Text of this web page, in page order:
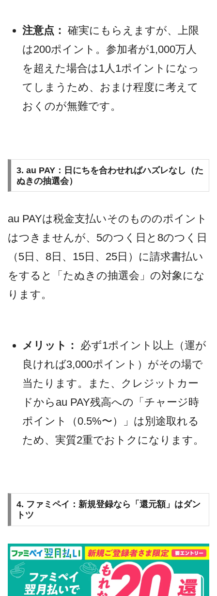
注意点： 確実にもらえますが、上限
は200ポイント。参加者が1,000万人
を超えた場合は1人1ポイントになっ
てしまうため、おまけ程度に考えて
おくのが無難です。
3. au PAY：日にちを合わせればハズレなし（た
ぬきの抽選会）
au PAYは税金支払いそのもののポイント
はつきませんが、5のつく日と8のつく日
（5日、8日、15日、25日）に請求書払い
をすると「たぬきの抽選会」の対象にな
ります。
メリット： 必ず1ポイント以上（運が
良ければ3,000ポイント）がその場で
当たります。また、クレジットカー
ドからau PAY残高への「チャージ時
ポイント（0.5%〜）」は別途取れる
ため、実質2重でおトクになります。
4. ファミペイ：新規登録なら「還元額」はダン
トツ